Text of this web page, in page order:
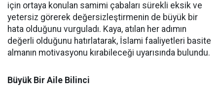
için ortaya konulan samimi çabaları sürekli eksik ve
yetersiz görerek değersizleştirmenin de büyük bir
hata olduğunu vurguladı. Kaya, atılan her adımın
değerli olduğunu hatırlatarak, İslami faaliyetleri basite
almanın motivasyonu kırabileceği uyarısında bulundu.
Büyük Bir Aile Bilinci